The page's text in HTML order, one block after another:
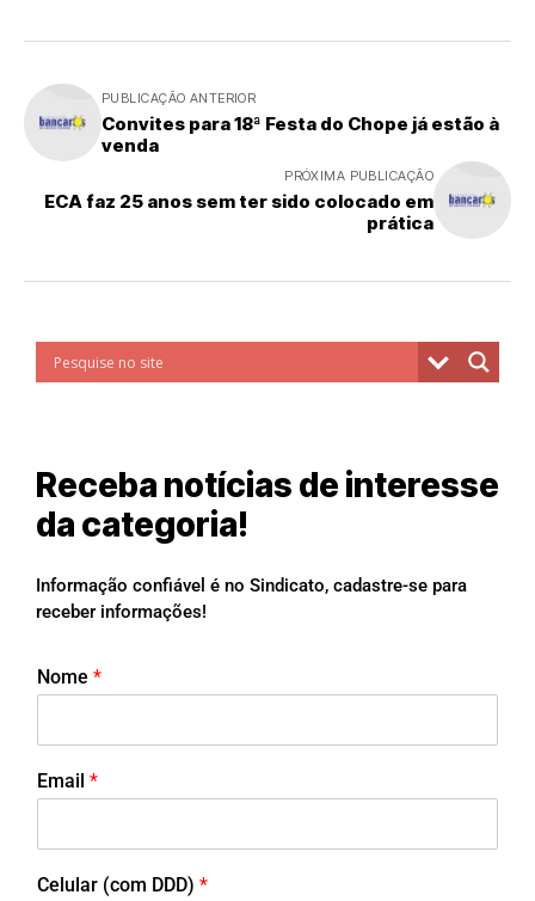
PUBLICAÇÃO ANTERIOR
Convites para 18ª Festa do Chope já estão à
venda
PRÓXIMA PUBLICAÇÃO
ECA faz 25 anos sem ter sido colocado em
prática
Receba notícias de interesse
da categoria!
Informação confiável é no Sindicato, cadastre-se para
receber informações!
Nome *
Email *
Celular (com DDD) *